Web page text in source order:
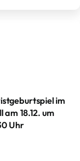
im
am 18.12. um
Uhr